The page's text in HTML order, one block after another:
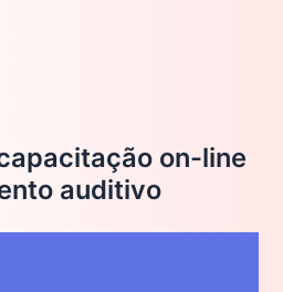
on-line
auditivo